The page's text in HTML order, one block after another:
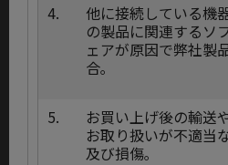
4.
他に接続している機
の製品に関連するソ
ェアが原因で弊社製
合｡
5.
お買い上げ後の輸送
お取り扱いが不適当
及び損傷｡